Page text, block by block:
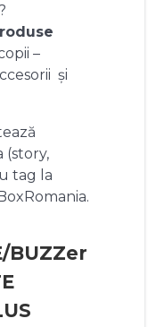
–
și
(story,
tag la
BUZZer